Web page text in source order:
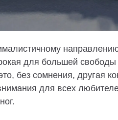
для большей
без сомнения, другая
для всех